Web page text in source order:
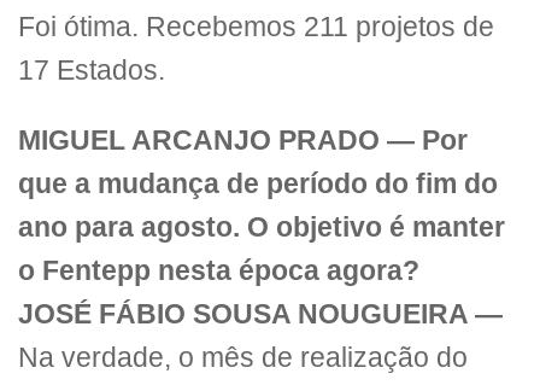
Foi ótima. Recebemos 211 projetos de
17 Estados.
MIGUEL ARCANJO PRADO — Por
que a mudança de período do fim do
ano para agosto. O objetivo é manter
o Fentepp nesta época agora?
JOSÉ FÁBIO SOUSA NOUGUEIRA —
Na verdade, o mês de realização do